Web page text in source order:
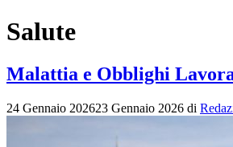
Salute
Malattia e Obblighi
24 Gennaio 202623 Gennaio 2026 di